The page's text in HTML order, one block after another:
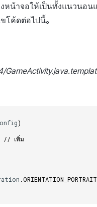
หน้าจอให้เป็นทั้งแนวนอน
ค้ดต่อไปนี้。
)
// เพิ่ม
.ORIENTATION_PORTRAIT